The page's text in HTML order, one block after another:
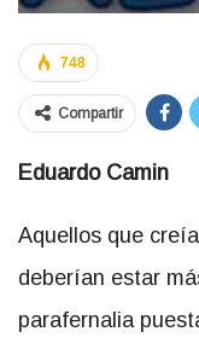
748
Compartir
Eduardo Camin
Aquellos que
deberían estar
parafernalia